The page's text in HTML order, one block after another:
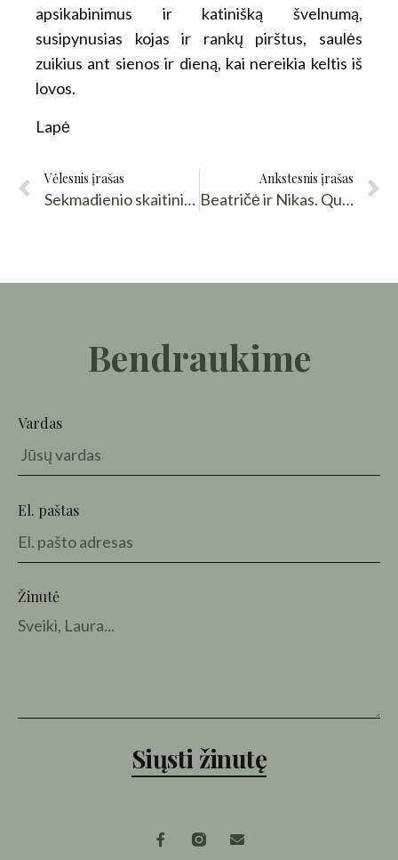
apsikabinimus ir katinišką švelnumą,
susipynusias kojas ir rankų pirštus, saulės
zuikius ant sienos ir dieną, kai nereikia keltis iš
lovos.
Lapė
Vėlesnis įrašas
Sekmadienio skaitiniai. Sicilietiški sapnai
Ankstesnis įrašas
Beatričė ir Nikas. Queen B
Bendraukime
Vardas
El. paštas
Žinutė
Siųsti žinutę